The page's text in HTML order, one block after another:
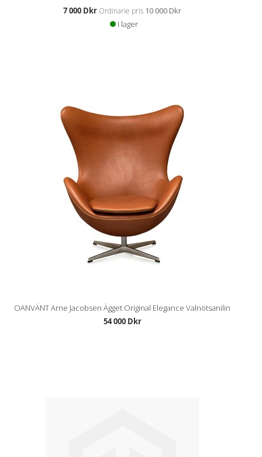
Specialpris
7 000 Dkr Ordinarie pris 10 000 Dkr
I lager
OANVÄNT Arne Jacobsen Ägget Original Elegance Valnötsanilin
54 000 Dkr